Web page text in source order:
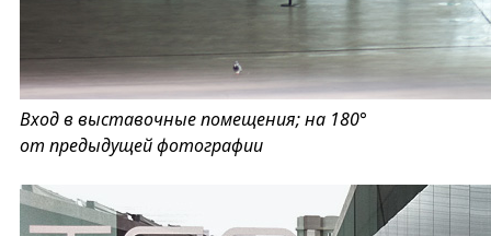
Вход в выставочные помещения; на 180°
от предыдущей фотографии